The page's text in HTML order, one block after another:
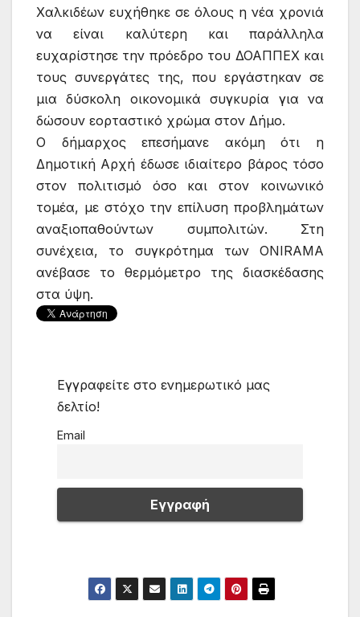
Χαλκιδέων ευχήθηκε σε όλους η νέα χρονιά
να είναι καλύτερη και παράλληλα
ευχαρίστησε την πρόεδρο του ΔΟΑΠΠΕΧ και
τους συνεργάτες της, που εργάστηκαν σε
μια δύσκολη οικονομικά συγκυρία για να
δώσουν εορταστικό χρώμα στον Δήμο.
Ο δήμαρχος επεσήμανε ακόμη ότι η
Δημοτική Αρχή έδωσε ιδιαίτερο βάρος τόσο
στον πολιτισμό όσο και στον κοινωνικό
τομέα, με στόχο την επίλυση προβλημάτων
αναξιοπαθούντων συμπολιτών. Στη
συνέχεια, το συγκρότημα των ONIRAMA
ανέβασε το θερμόμετρο της διασκέδασης
στα ύψη.
Εγγραφείτε στο ενημερωτικό μας
δελτίο!
Email